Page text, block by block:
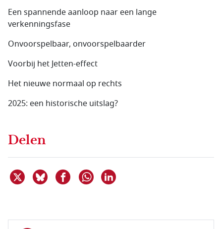
Een spannende aanloop naar een lange
verkenningsfase
Onvoorspelbaar, onvoorspelbaarder
Voorbij het Jetten-effect
Het nieuwe normaal op rechts
2025: een historische uitslag?
Delen
Deel dit item op X
Deel dit item op Bluesky
Deel dit item op Facebook
Delen via WhatsApp